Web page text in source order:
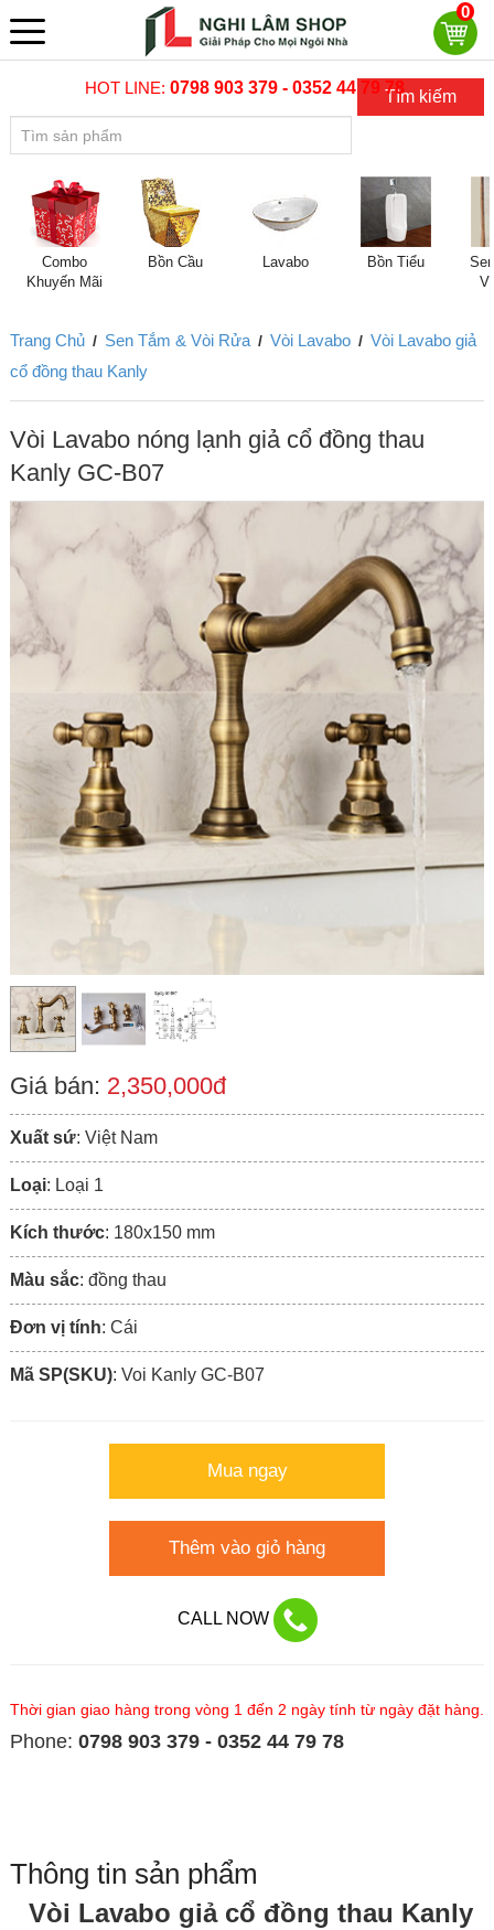
0
HOT LINE:0798 903 379 - 0352 44 79 78Tìm kiếm
Combo
Khuyến Mãi
Bồn Cầu Lavabo Bồn Tiểu
Trang Chủ / Sen Tắm & Vòi Rửa / Vòi Lavabo / Vòi Lavabo giả
cổ đồng thau Kanly
Vòi Lavabo nóng lạnh giả cổ đồng thau
Kanly GC-B07
Giá bán: 2,350,000đ
Xuất sứ: Việt Nam
Loại: Loại 1
Kích thước: 180x150 mm
Màu sắc: đồng thau
Đơn vị tính: Cái
Mã SP(SKU): Voi Kanly GC-B07
Mua ngay
Thêm vào giỏ hàng
CALL NOW
Thời gian giao hàng trong vòng 1 đến 2 ngày tính từ ngày đặt hàng.
Phone: 0798 903 379 - 0352 44 79 78
Thông tin sản phẩm
Vòi Lavabo giả cổ đồng thau Kanly